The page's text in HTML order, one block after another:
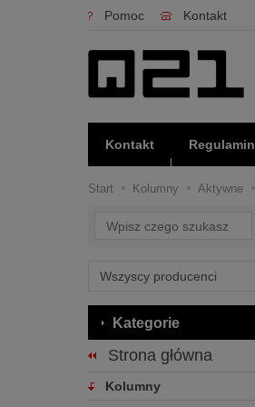
Pomoc Kontakt
Kontakt Regulamin
Start Kolumny Aktywne
Wyszukaj
Kategorie
Strona główna
Kolumny